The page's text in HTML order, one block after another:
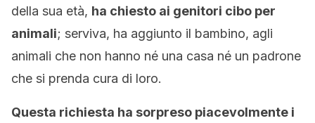
della sua età, ha chiesto ai genitori cibo per
animali; serviva, ha aggiunto il bambino, agli
animali che non hanno né una casa né un padrone
che si prenda cura di loro.
Questa richiesta ha sorpreso piacevolmente i